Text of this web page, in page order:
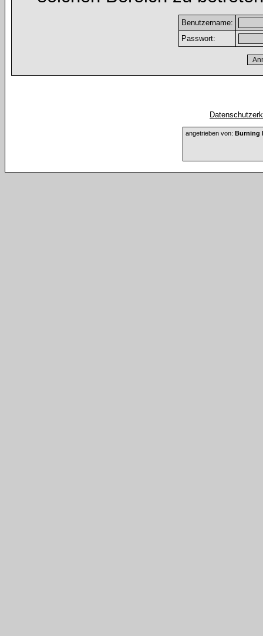
Benutzername:
Passwort:
angetrieben von: Burning